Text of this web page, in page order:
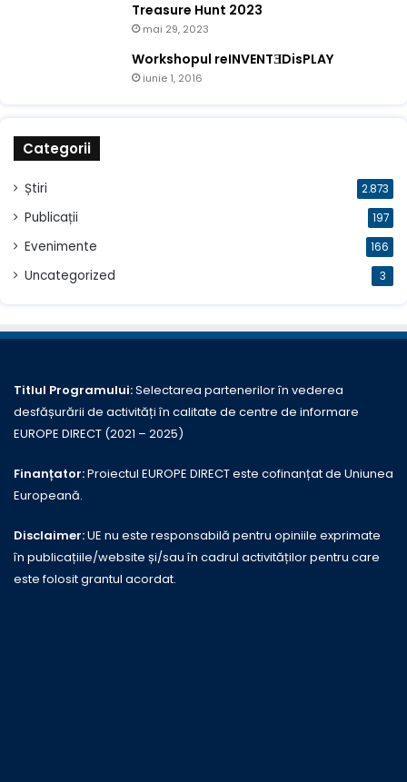
Treasure Hunt 2023
mai 29, 2023
Workshopul reINVENTƎDisPLAY
iunie 1, 2016
Categorii
Știri 2.873
Publicații 197
Evenimente 166
Uncategorized 3
Titlul Programului:Selectarea partenerilor în vederea
desfășurării de activități în calitate de centre de informare
EUROPE DIRECT (2021 – 2025)
Finanțator:Proiectul EUROPE DIRECT este cofinanțat de Uniunea
Europeană.
Disclaimer:UE nu este responsabilă pentru opiniile exprimate
în publicațiile/website și/sau în cadrul activităților pentru care
este folosit grantul acordat.